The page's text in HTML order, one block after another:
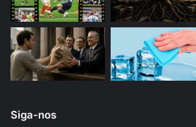
Siga-nos